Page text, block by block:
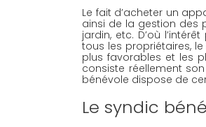
Le fait d’acheter un
ainsi de la gestion des
jardin, etc. D’où
tous les propriétaires,
plus favorables et les
consiste réellement
bénévole dispose de
Le syndic